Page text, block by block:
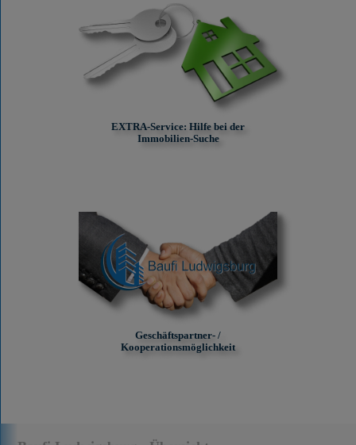
EXTRA-Service: Hilfe bei der
Immobilien-Suche
Geschäftspartner- /
Kooperationsmöglichkeit